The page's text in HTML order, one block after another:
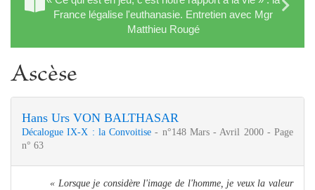
France légalise l'euthanasie. Entretien avec Mgr
Matthieu Rougé
Ascèse
Hans Urs VON BALTHASAR
Décalogue IX-X : la Convoitise- n°148 Mars - Avril 2000 - Page
n° 63
« Lorsque je considère l'image de l'homme, je veux la valeur